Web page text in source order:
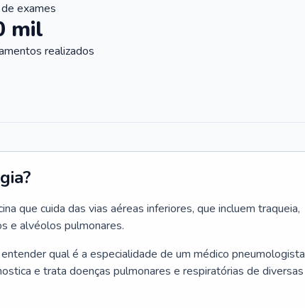
exames
mil
realizados
que cuida das vias aéreas inferiores, que incluem traqueia,
e alvéolos pulmonares.
qual é a especialidade de um médico pneumologista
e trata doenças pulmonares e respiratórias de diversas